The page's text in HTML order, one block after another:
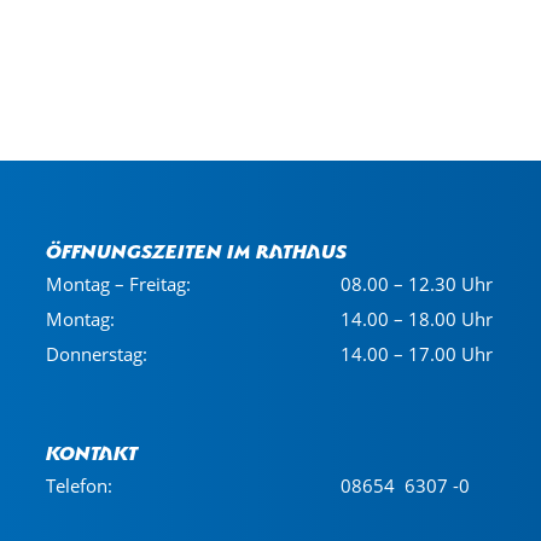
Öffnungszeiten im Rathaus
Montag – Freitag:
08.00 – 12.30 Uhr
Montag:
14.00 – 18.00 Uhr
Donnerstag:
14.00 – 17.00 Uhr
Kontakt
Telefon: 08654 6307 -0